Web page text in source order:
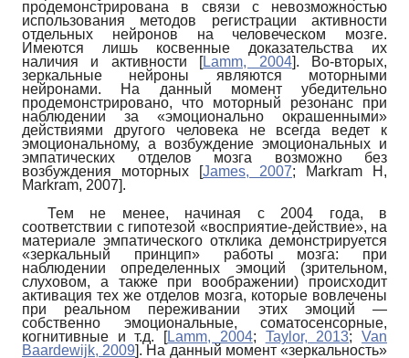
продемонстрирована в связи с невозможностью
использования методов регистрации активности
отдельных нейронов на человеческом мозге.
Имеются лишь косвенные доказательства их
наличия и активности
[Lamm, 2004]. Во-вторых,
зеркальные нейроны являются моторными
нейронами. На данный момент убедительно
продемонстрировано, что моторный резонанс при
наблюдении за «эмоционально окрашенными»
действиями другого человека не всегда ведет к
эмоциональному, а возбуждение эмоциональных и
эмпатических отделов мозга возможно без
возбуждения моторных
[James, 2007;
Markram H,
Markram, 2007].
Тем не менее, начиная с 2004 года, в
соответствии с гипотезой «восприятие-действие», на
материале эмпатического отклика демонстрируется
«зеркальный принцип» работы мозга: при
наблюдении определенных эмоций (зрительном,
слуховом, а также при воображении) происходит
активация тех же отделов мозга, которые вовлечены
при реальном переживании этих эмоций —
собственно эмоциональные, со­матосенсорные,
когнитивные и т.д.
[Lamm, 2004; Taylor, 2013;Van
Baardewijk, 2009]. На данный момент «зеркальность»